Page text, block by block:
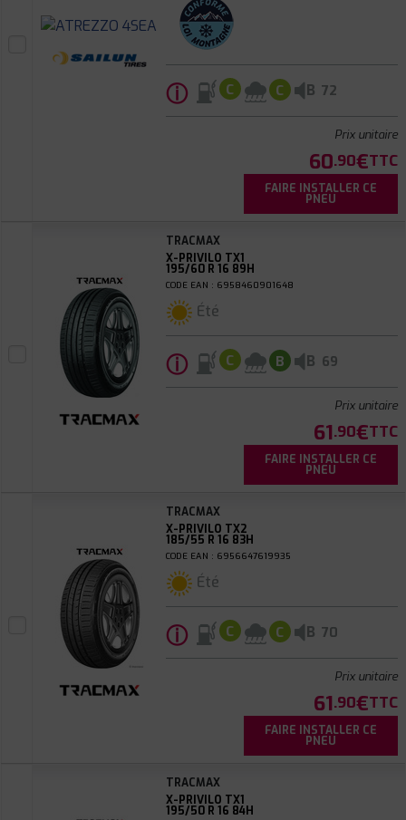
ⓘ C C B 72
Prix unitaire
60.90€TTC
FAIRE INSTALLER CE
PNEU
TRACMAX
X-PRIVILO TX1
195/60 R 16 89H
CODE EAN : 6958460901648
Été
ⓘ C B B 69
Prix unitaire
61.90€TTC
FAIRE INSTALLER CE
PNEU
TRACMAX
X-PRIVILO TX2
185/55 R 16 83H
CODE EAN : 6956647619935
Été
ⓘ C C B 70
Prix unitaire
61.90€TTC
FAIRE INSTALLER CE
PNEU
TRACMAX
X-PRIVILO TX1
195/50 R 16 84H